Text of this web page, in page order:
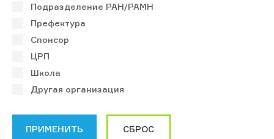
Подразделение РАН/РАМН
Префектура
Спонсор
ЦРП
Школа
Другая организация